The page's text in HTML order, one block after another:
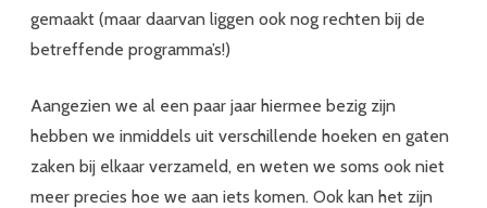
gemaakt (maar daarvan liggen ook nog rechten bij de
betreffende programma’s!)
Aangezien we al een paar jaar hiermee bezig zijn
hebben we inmiddels uit verschillende hoeken en gaten
zaken bij elkaar verzameld, en weten we soms ook niet
meer precies hoe we aan iets komen. Ook kan het zijn